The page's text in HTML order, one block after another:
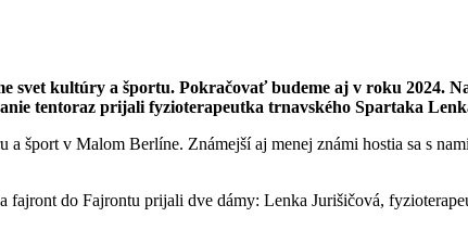
svet kultúry a športu. Pokračovať budeme aj v roku 2024.
tentoraz prijali fyzioterapeutka trnavského Spartaka
šport v Malom Berlíne. Známejší aj menej známi hostia sa s
do Fajrontu prijali dve dámy: Lenka Jurišičová,